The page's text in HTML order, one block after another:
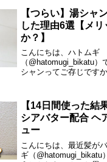
【つらい】湯シャ
した理由6選【メ
か？】
こんにちは、ハトムギ
（@hatomugi_bikatu
シャンってご存じです
す。メリットが多いと
試してみたのですが…3
た。この記事では、湯
【14日間使った結
シアバター配合 ヘ
ュー
こんにちは、最近髪が
ギ（@hatomugi_bikatu